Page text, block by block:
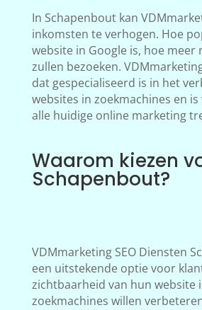
In Schapenbout kan
inkomsten te verhogen. Hoe
website in Google is, hoe meer
zullen bezoeken.
dat gespecialiseerd is in het
websites in zoekmachines en
alle huidige online marketing
Waarom kiezen
Schapenbout?
VDMmarketing SEO Diensten
een uitstekende optie voor
zichtbaarheid van hun website
zoekmachines willen